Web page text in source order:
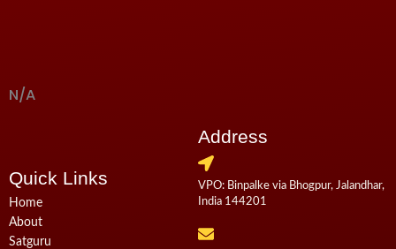
N/A
Quick Links
Home
About
Satguru
Address
VPO: Binpalke via Bhogpur, Jalandhar,
India 144201